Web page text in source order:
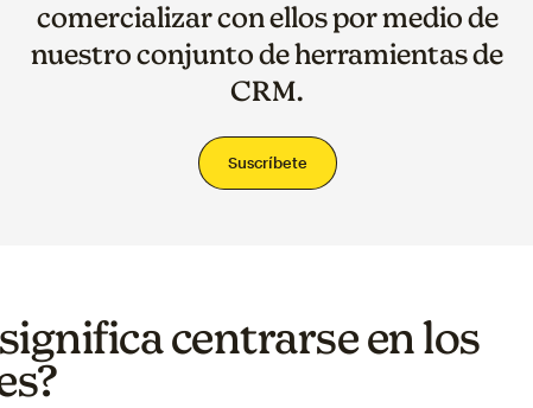
comercializar con ellos por medio de
nuestro conjunto de herramientas de
CRM.
Suscríbete
centrarse en los